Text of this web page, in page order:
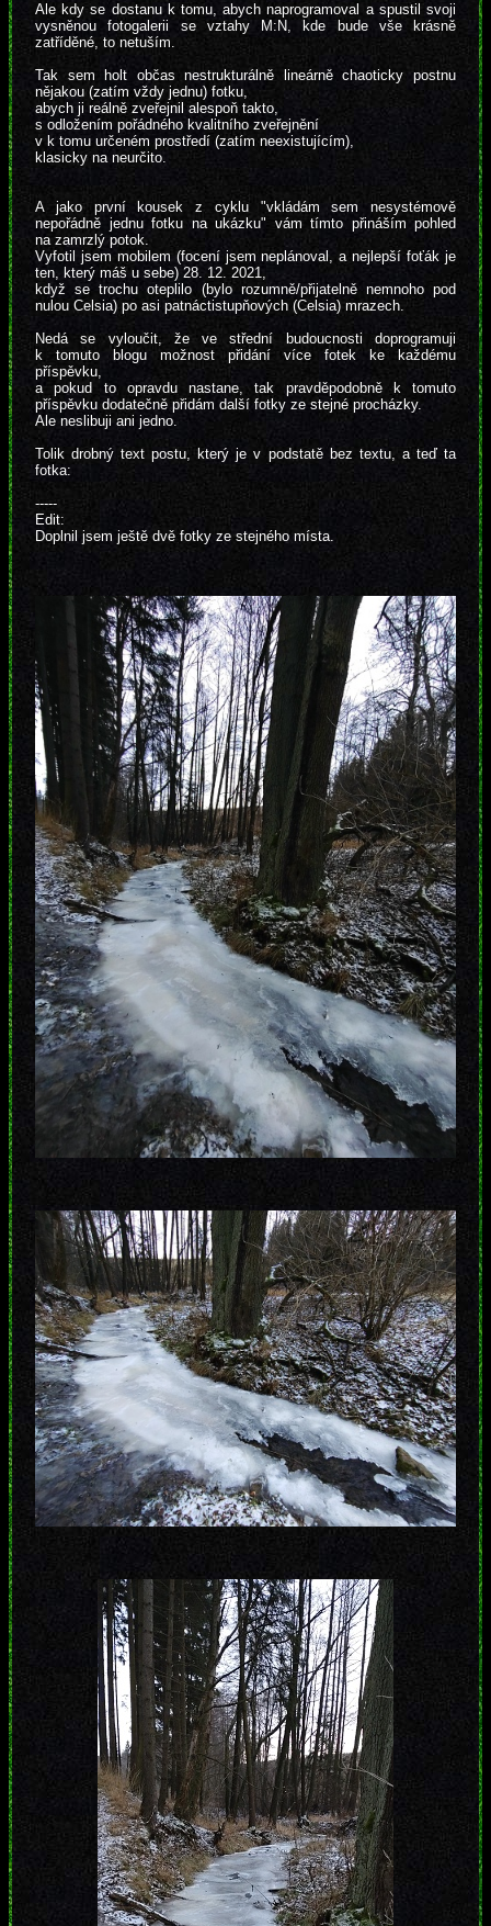
Ale kdy se dostanu k tomu, abych naprogramoval a spustil svoji
vysněnou fotogalerii se vztahy M:N, kde bude vše krásně
zatříděné, to netuším.
Tak sem holt občas nestrukturálně lineárně chaoticky postnu
nějakou (zatím vždy jednu) fotku,
abych ji reálně zveřejnil alespoň takto,
s odložením pořádného kvalitního zveřejnění
v k tomu určeném prostředí (zatím neexistujícím),
klasicky na neurčito.
A jako první kousek z cyklu "vkládám sem nesystémově
nepořádně jednu fotku na ukázku" vám tímto přináším pohled
na zamrzlý potok.
Vyfotil jsem mobilem (focení jsem neplánoval, a nejlepší foťák je
ten, který máš u sebe) 28. 12. 2021,
když se trochu oteplilo (bylo rozumně/přijatelně nemnoho pod
nulou Celsia) po asi patnáctistupňových (Celsia) mrazech.
Nedá se vyloučit, že ve střední budoucnosti doprogramuji
k tomuto blogu možnost přidání více fotek ke každému
příspěvku,
a pokud to opravdu nastane, tak pravděpodobně k tomuto
příspěvku dodatečně přidám další fotky ze stejné procházky.
Ale neslibuji ani jedno.
Tolik drobný text postu, který je v podstatě bez textu, a teď ta
fotka:
-----
Edit:
Doplnil jsem ještě dvě fotky ze stejného místa.